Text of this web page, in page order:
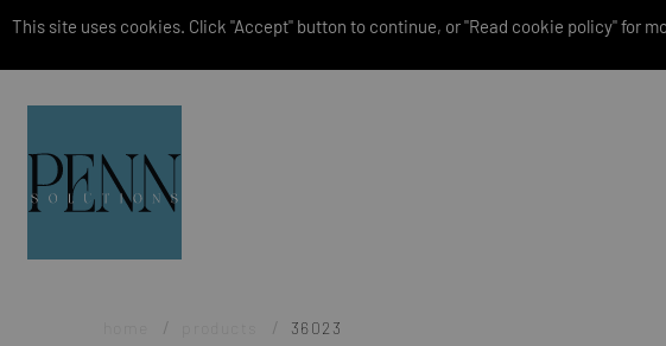
This site uses cookies. Click "Accept" button to continue, or "Read cookie policy" for
36023